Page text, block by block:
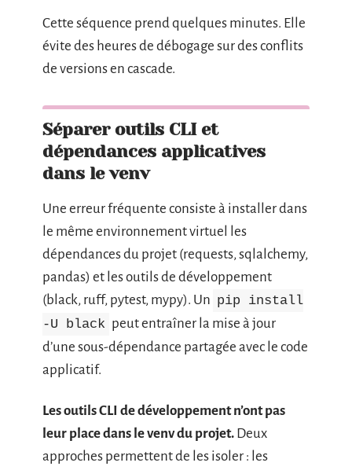
Cette séquence prend quelques minutes. Elle
évite des heures de débogage sur des conflits
de versions en cascade.
Séparer outils CLI et
dépendances applicatives
dans le venv
Une erreur fréquente consiste à installer dans
le même environnement virtuel les
dépendances du projet (requests, sqlalchemy,
pandas) et les outils de développement
(black, ruff, pytest, mypy). Un pip install
-U black peut entraîner la mise à jour
d’une sous-dépendance partagée avec le code
applicatif.
Les outils CLI de développement n’ont pas
leur place dans le venv du projet. Deux
approches permettent de les isoler : les